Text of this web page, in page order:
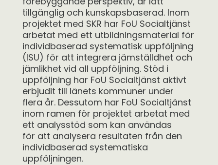
tillgänglig och kunskapsbaserad. Inom
projektet med SKR har FoU Socialtjänst
arbetat med ett utbildningsmaterial för
individbaserad systematisk uppföljning
(ISU) för att integrera jämställdhet och
jämlikhet vid all uppföljning. Stöd i
uppföljning har FoU Socialtjänst aktivt
erbjudit till länets kommuner under
flera år. Dessutom har FoU Socialtjänst
inom ramen för projektet arbetat med
ett analysstöd som kan användas
för att analysera resultaten från den
individbaserad systematiska
uppföljningen.